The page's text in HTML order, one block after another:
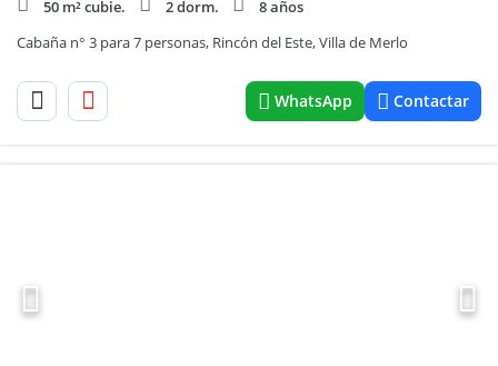
50 m² cubie.
2 dorm.
8 años
Cabaña n° 3 para 7 personas, Rincón del Este, Villa de Merlo
WhatsApp Contactar